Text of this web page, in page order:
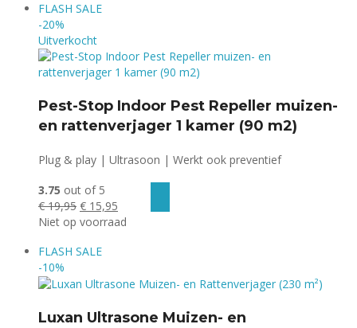
€ 19,95.
FLASH SALE
-20%
Uitverkocht
Pest-Stop Indoor Pest Repeller muizen-
en rattenverjager 1 kamer (90 m2)
Plug & play | Ultrasoon | Werkt ook preventief
3.75 out of 5
€19,95 Oorspronkelijke
prijs
€ 19,95.
€ 15,95
prijs
Niet op voorraad
FLASH SALE
-10%
Luxan Ultrasone Muizen- en